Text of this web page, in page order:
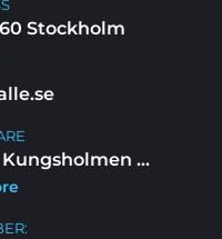
Stockholm
...